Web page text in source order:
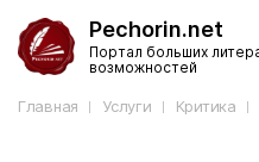
Pechorin.net
Портал больших
возможностей
Главная Услуги Критика